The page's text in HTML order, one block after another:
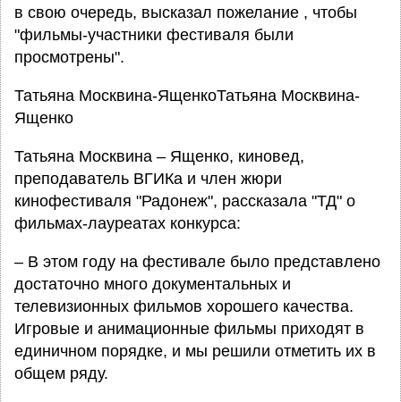
в свою очередь, высказал пожелание , чтобы
"фильмы-участники фестиваля были
просмотрены".
Татьяна Москвина-ЯщенкоТатьяна Москвина-
Ященко
Татьяна Москвина – Ященко, киновед,
преподаватель ВГИКа и член жюри
кинофестиваля "Радонеж", рассказала "ТД" о
фильмах-лауреатах конкурса:
– В этом году на фестивале было представлено
достаточно много документальных и
телевизионных фильмов хорошего качества.
Игровые и анимационные фильмы приходят в
единичном порядке, и мы решили отметить их в
общем ряду.